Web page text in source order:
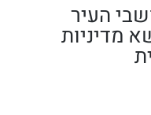
העיר
מדיניות